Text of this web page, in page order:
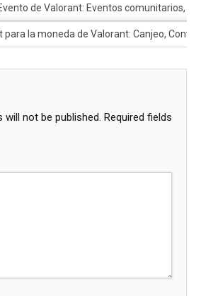
de Valorant: Eventos comunitarios,
para la moneda de Valorant: Canjeo,
will not be published. Required fields